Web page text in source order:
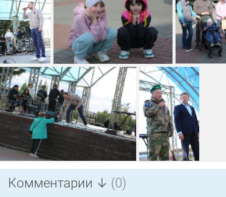
Комментарии ↓ (0)